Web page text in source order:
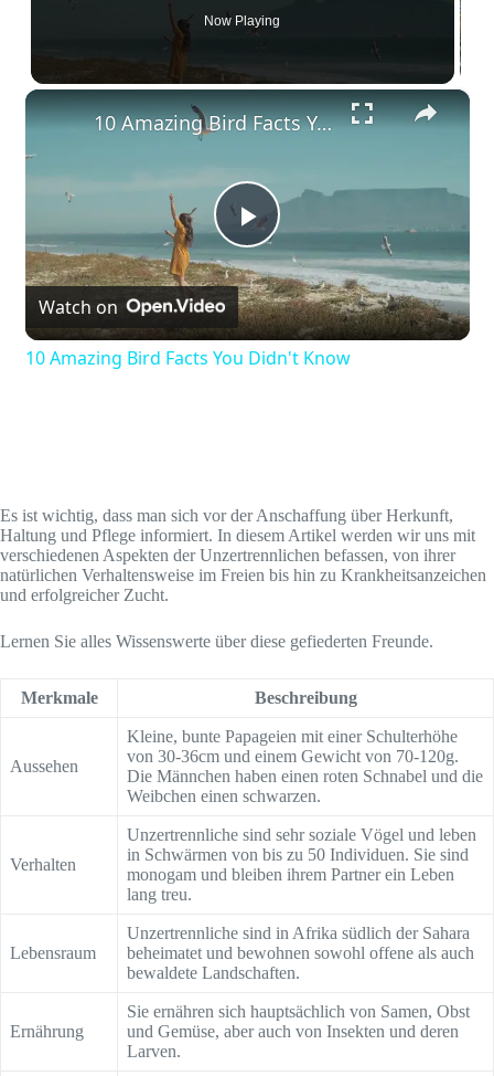
Now Playing
×
P
l
V
i
d
e
o
10 Amazing Bird Facts You Didn't Know
Watch on
10 Amazing Bird Facts You Didn't Know
Es ist wichtig, dass man sich vor der Anschaffung über Herkunft,
Haltung und Pflege informiert. In diesem Artikel werden wir uns mit
verschiedenen Aspekten der Unzertrennlichen befassen, von ihrer
natürlichen Verhaltensweise im Freien bis hin zu Krankheitsanzeichen
und erfolgreicher Zucht.
Lernen Sie alles Wissenswerte über diese gefiederten Freunde.
Merkmale Beschreibung
Aussehen
Kleine, bunte Papageien mit einer Schulterhöhe
von 30-36cm und einem Gewicht von 70-120g.
Die Männchen haben einen roten Schnabel und die
Weibchen einen schwarzen.
Verhalten
Unzertrennliche sind sehr soziale Vögel und leben
in Schwärmen von bis zu 50 Individuen. Sie sind
monogam und bleiben ihrem Partner ein Leben
lang treu.
Lebensraum
Unzertrennliche sind in Afrika südlich der Sahara
beheimatet und bewohnen sowohl offene als auch
bewaldete Landschaften.
Ernährung
Sie ernähren sich hauptsächlich von Samen, Obst
und Gemüse, aber auch von Insekten und deren
Larven.